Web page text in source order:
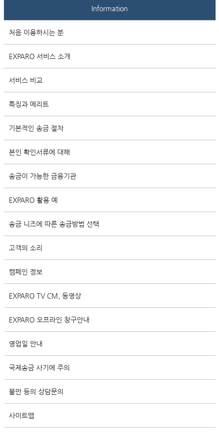
Information
처음 이용하시는 분
EXPARO 서비스 소개
서비스 비교
특징과 메리트
기본적인 송금 절차
본인 확인서류에 대해
송금이 가능한 금융기관
EXPARO 활용 예
송금 니즈에 따른 송금방법 선택
고객의 소리
캠페인 정보
EXPARO TV CM, 동영상
EXPARO 오프라인 창구안내
영업일 안내
국제송금 사기에 주의
불만 등의 상담문의
사이트맵